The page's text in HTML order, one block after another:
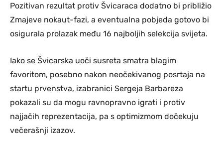
Pozitivan rezultat protiv Švicaraca dodatno bi približio
Zmajeve nokaut-fazi, a eventualna pobjeda gotovo bi
osigurala prolazak među 16 najboljih selekcija svijeta.
Iako se Švicarska uoči susreta smatra blagim
favoritom, posebno nakon neočekivanog posrtaja na
startu prvenstva, izabranici Sergeja Barbareza
pokazali su da mogu ravnopravno igrati i protiv
najjačih reprezentacija, pa s optimizmom dočekuju
večerašnji izazov.